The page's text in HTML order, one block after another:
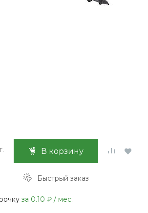
В корзину
Быстрый заказ
за 0.10 ₽ / мес.